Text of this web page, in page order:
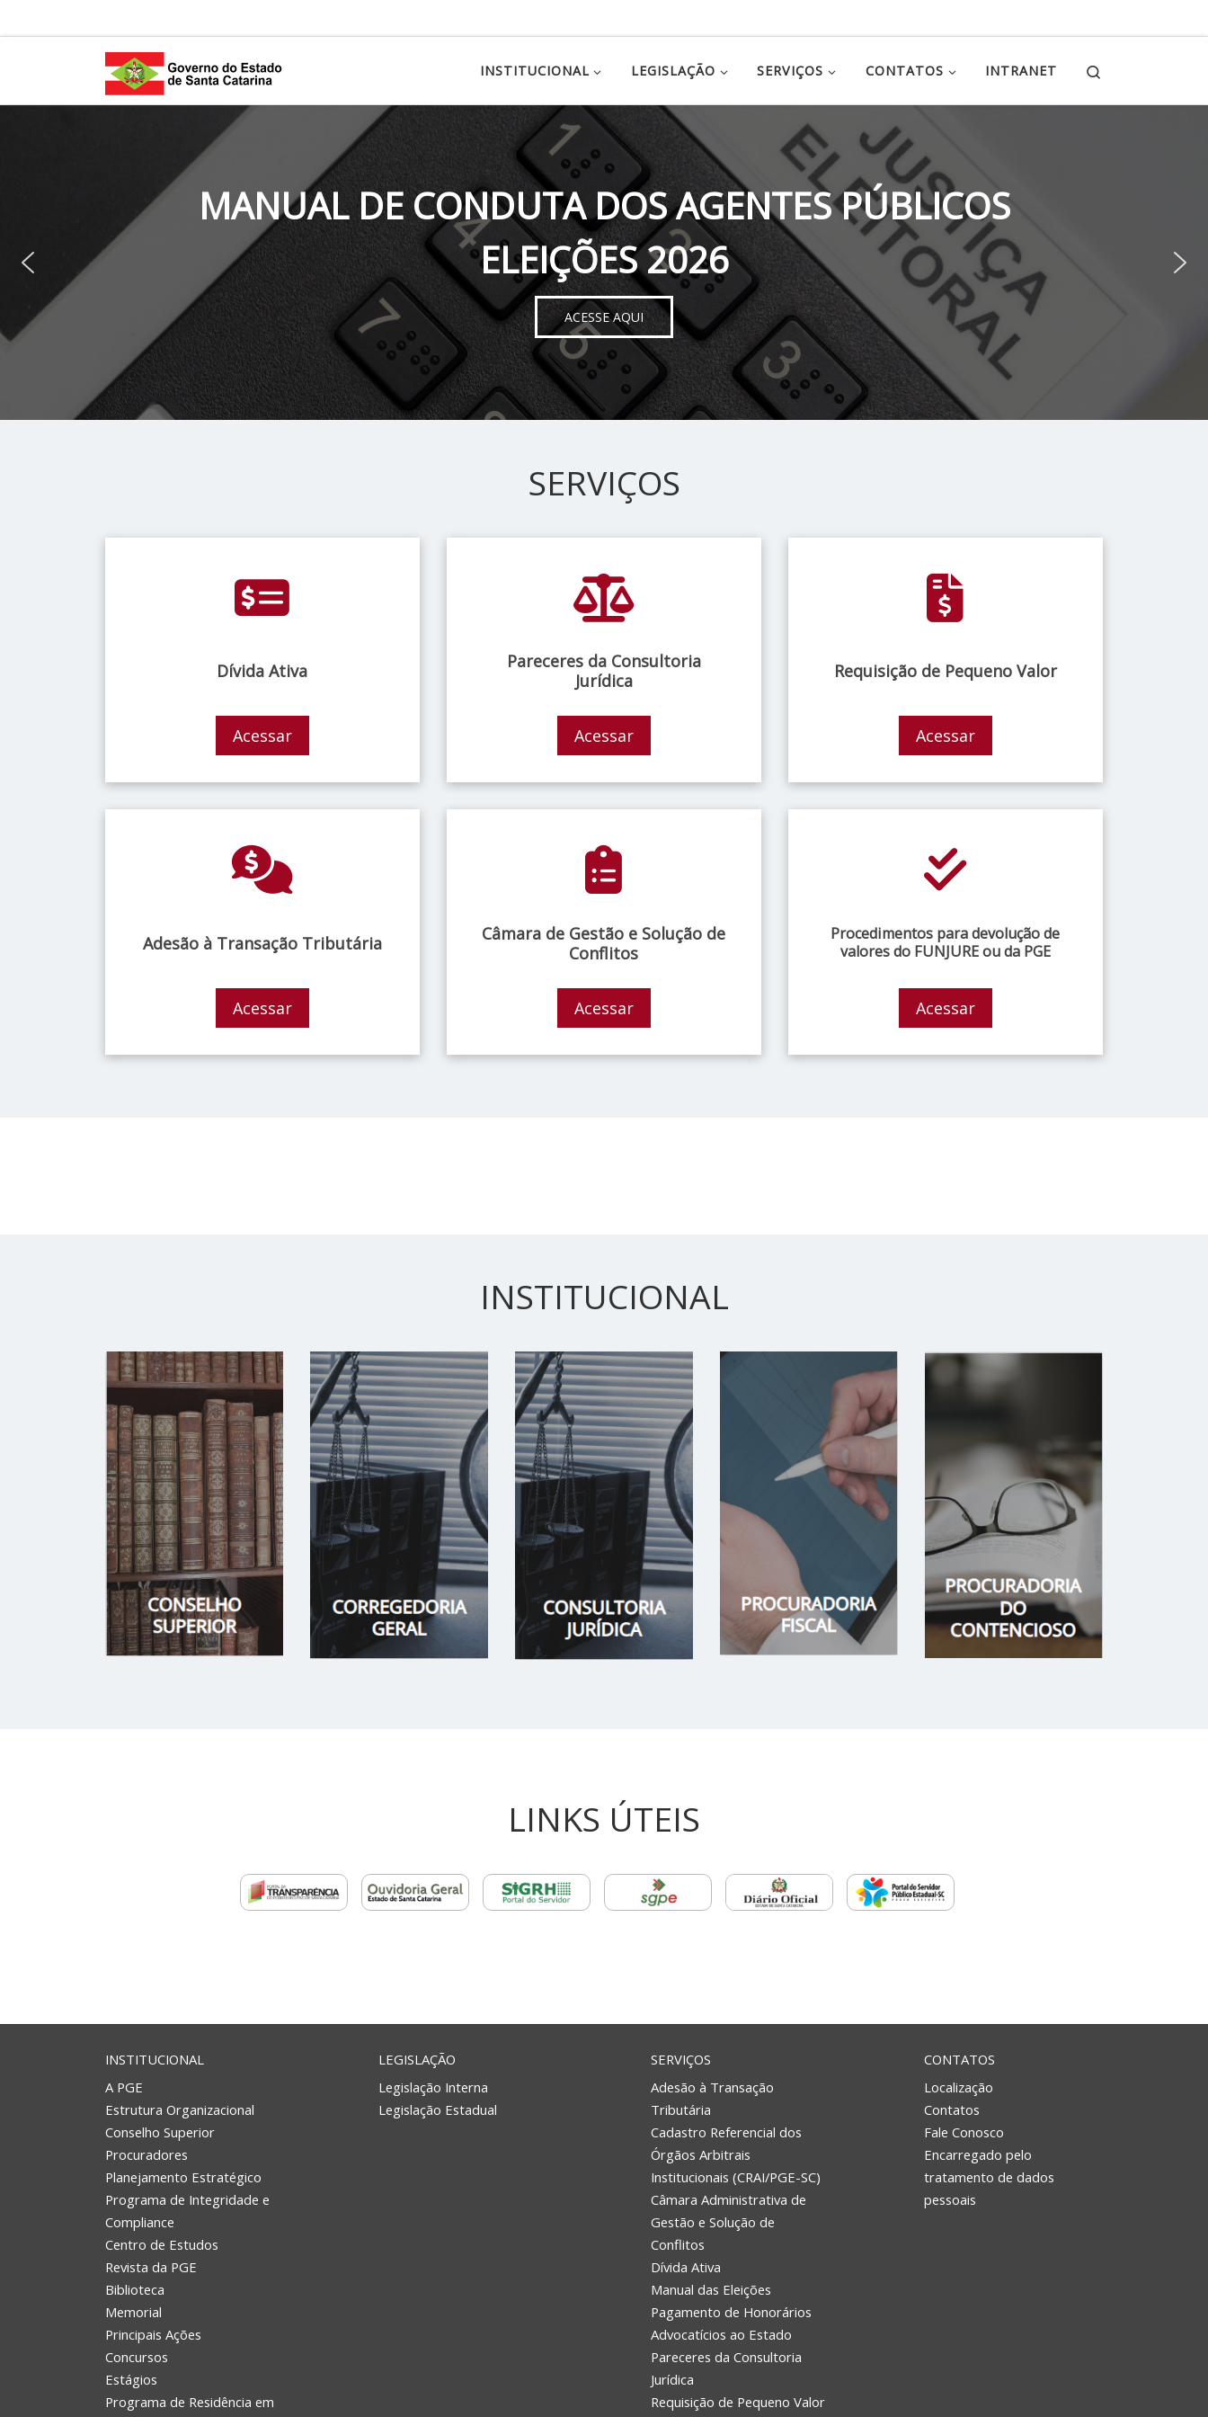
INSTITUCIONAL LEGISLAÇÃO SERVIÇOS CONTATOS INTRANET
MANUAL DE CONDUTA DOS AGENTES PÚBLICOS
ELEIÇÕES 2026
ACESSE AQUI
SERVIÇOS
Dívida Ativa
Acessar
Pareceres da Consultoria
Jurídica
Acessar
Requisição de Pequeno Valor
Acessar
Adesão à Transação Tributária
Acessar
Câmara de Gestão e Solução de
Conflitos
Acessar
Procedimentos para devolução de
valores do FUNJURE ou da PGE
Acessar
INSTITUCIONAL
LINKS ÚTEIS
INSTITUCIONAL
A PGE
Estrutura Organizacional
Conselho Superior
Procuradores
Planejamento Estratégico
Programa de Integridade e
Compliance
Centro de Estudos
Revista da PGE
Biblioteca
Memorial
Principais Ações
Concursos
Estágios
Programa de Residência em
LEGISLAÇÃO
Legislação Interna
Legislação Estadual
SERVIÇOS
Adesão à Transação
Tributária
Cadastro Referencial dos
Órgãos Arbitrais
Institucionais (CRAI/PGE-SC)
Câmara Administrativa de
Gestão e Solução de
Conflitos
Dívida Ativa
Manual das Eleições
Pagamento de Honorários
Advocatícios ao Estado
Pareceres da Consultoria
Jurídica
Requisição de Pequeno Valor
CONTATOS
Localização
Contatos
Fale Conosco
Encarregado pelo
tratamento de dados
pessoais